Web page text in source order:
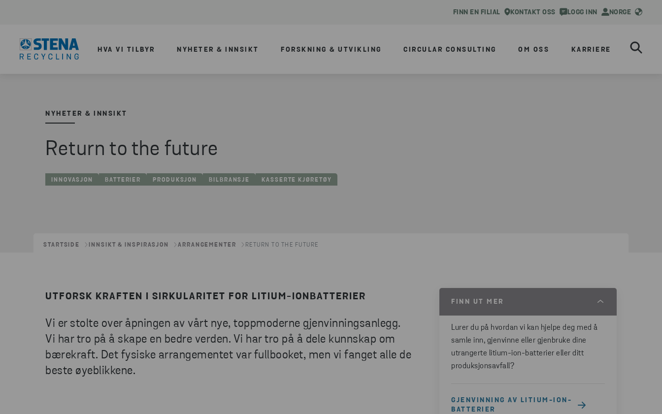
FINN EN FILIAL KONTAKT OSS LOGG INN NORGE
HVA VI TILBYR NYHETER & INNSIKT FORSKNING & UTVIKLING CIRCULAR CONSULTING OM OSS KARRIERE
NYHETER & INNSIKT
Return to the future
INNOVASJON BATTERIER PRODUKSJON BILBRANSJE KASSERTE KJØRETØY
STARTSIDE INNSIKT & INSPIRASJON ARRANGEMENTER RETURN TO THE FUTURE
UTFORSK KRAFTEN I SIRKULARITET FOR LITIUM-IONBATTERIER
Vi er stolte over åpningen av vårt nye, toppmoderne gjenvinningsanlegg.
Vi har tro på å skape en bedre verden. Vi har tro på å dele kunnskap om
bærekraft. Det fysiske arrangementet var fullbooket, men vi fanget alle de
beste øyeblikkene.
FINN UT MER
Lurer du på hvordan vi kan hjelpe deg med å
samle inn, gjenvinne eller gjenbruke dine
utrangerte litium-ion-batterier eller ditt
produksjonsavfall?
GJENVINNING AV LITIUM-ION-
BATTERIER